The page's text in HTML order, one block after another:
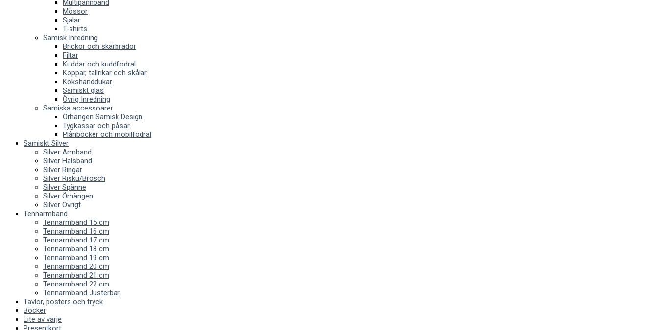
Multipannband
Mössor
Sjalar
T-shirts
Samisk Inredning
Brickor och skärbrädor
Filtar
Kuddar och kuddfodral
Koppar, tallrikar och skålar
Kökshanddukar
Samiskt glas
Övrig Inredning
Samiska accessoarer
Örhängen Samisk Design
Tygkassar och påsar
Plånböcker och mobilfodral
Samiskt Silver
Silver Armband
Silver Halsband
Silver Ringar
Silver Risku/Brosch
Silver Spänne
Silver Örhängen
Silver Övrigt
Tennarmband
Tennarmband 15 cm
Tennarmband 16 cm
Tennarmband 17 cm
Tennarmband 18 cm
Tennarmband 19 cm
Tennarmband 20 cm
Tennarmband 21 cm
Tennarmband 22 cm
Tennarmband Justerbar
Tavlor, posters och tryck
Böcker
Lite av varje